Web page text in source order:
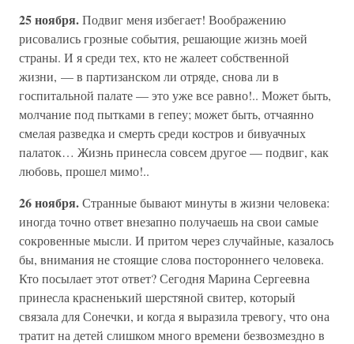
25 ноября.Подвиг меня избегает! Воображению
рисовались грозные события, решающие жизнь моей
страны. И я среди тех, кто не жалеет собственной
жизни, — в партизанском ли отряде, снова ли в
госпитальной палате — это уже все равно!.. Может быть,
молчание под пытками в гепеу; может быть, отчаянно
смелая разведка и смерть среди костров и бивуачных
палаток… Жизнь принесла совсем другое — подвиг, как
любовь, прошел мимо!..
26 ноября.Странные бывают минуты в жизни человека:
иногда точно ответ внезапно получаешь на свои самые
сокровенные мысли. И притом через случайные, казалось
бы, внимания не стоящие слова постороннего человека.
Кто посылает этот ответ? Сегодня Марина Сергеевна
принесла красненький шерстяной свитер, который
связала для Сонечки, и когда я выразила тревогу, что она
тратит на детей слишком много времени безвозмездно в